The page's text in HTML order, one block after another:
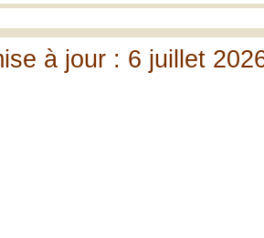
à jour : 6 juillet